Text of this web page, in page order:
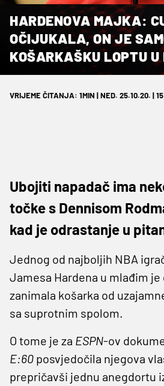
HARDENOVA MAJKA:
OČIJUKALA, ON JE
KOŠARKAŠKU LOPTU U
VRIJEME ČITANJA: 1MIN | NED. 25.10.20. |
Ubojiti napadač ima
točke s Dennisom
kad je odrastanje u
Jednog od najboljih NBA
Jamesa Hardena u mlađim
zanimala košarka od
sa suprotnim spolom.
O tome je za ESPN-ov
E:60 posvjedočila njegova
prepričavši jednu anegdortu iz